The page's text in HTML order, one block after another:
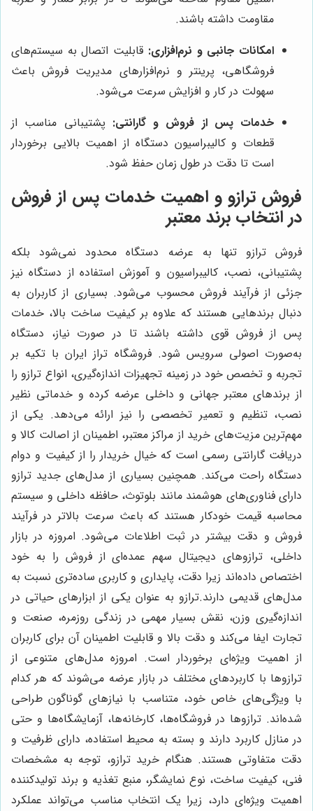
مقاومت داشته باشند.
امکانات جانبی و نرم‌افزاری: قابلیت اتصال به سیستم‌های
فروشگاهی، پرینتر و نرم‌افزارهای مدیریت فروش باعث
سهولت در کار و افزایش سرعت می‌شود.
خدمات پس از فروش و گارانتی: پشتیبانی مناسب از
قطعات و کالیبراسیون دستگاه از اهمیت بالایی برخوردار
است تا دقت در طول زمان حفظ شود.
فروش ترازو و اهمیت خدمات پس از فروش
در انتخاب برند معتبر
فروش ترازو تنها به عرضه دستگاه محدود نمی‌شود بلکه
پشتیبانی، نصب، کالیبراسیون و آموزش استفاده از دستگاه نیز
جزئی از فرآیند فروش محسوب می‌شود. بسیاری از کاربران به
دنبال برندهایی هستند که علاوه بر کیفیت ساخت بالا، خدمات
پس از فروش قوی داشته باشند تا در صورت نیاز، دستگاه
به‌صورت اصولی سرویس شود. فروشگاه تراز ایران با تکیه بر
تجربه و تخصص خود در زمینه تجهیزات اندازه‌گیری، انواع ترازو را
از برندهای معتبر جهانی و داخلی عرضه کرده و خدماتی نظیر
نصب، تنظیم و تعمیر تخصصی را نیز ارائه می‌دهد. یکی از
مهم‌ترین مزیت‌های خرید از مراکز معتبر، اطمینان از اصالت کالا و
دریافت گارانتی رسمی است که خیال خریدار را از کیفیت و دوام
دستگاه راحت می‌کند. همچنین بسیاری از مدل‌های جدید ترازو
دارای فناوری‌های هوشمند مانند بلوتوث، حافظه داخلی و سیستم
محاسبه قیمت خودکار هستند که باعث سرعت بالاتر در فرآیند
فروش و دقت بیشتر در ثبت اطلاعات می‌شود. امروزه در بازار
داخلی، ترازوهای دیجیتال سهم عمده‌ای از فروش را به خود
اختصاص داده‌اند زیرا دقت، پایداری و کاربری ساده‌تری نسبت به
مدل‌های قدیمی دارند.ترازو به عنوان یکی از ابزارهای حیاتی در
اندازه‌گیری وزن، نقش بسیار مهمی در زندگی روزمره، صنعت و
تجارت ایفا می‌کند و دقت بالا و قابلیت اطمینان آن برای کاربران
از اهمیت ویژه‌ای برخوردار است. امروزه مدل‌های متنوعی از
ترازوها با کاربردهای مختلف در بازار عرضه می‌شوند که هر کدام
با ویژگی‌های خاص خود، متناسب با نیازهای گوناگون طراحی
شده‌اند. ترازوها در فروشگاه‌ها، کارخانه‌ها، آزمایشگاه‌ها و حتی
در منازل کاربرد دارند و بسته به محیط استفاده، دارای ظرفیت و
دقت متفاوتی هستند. هنگام خرید ترازو، توجه به مشخصات
فنی، کیفیت ساخت، نوع نمایشگر، منبع تغذیه و برند تولیدکننده
اهمیت ویژه‌ای دارد، زیرا یک انتخاب مناسب می‌تواند عملکرد